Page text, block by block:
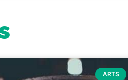
ARTS